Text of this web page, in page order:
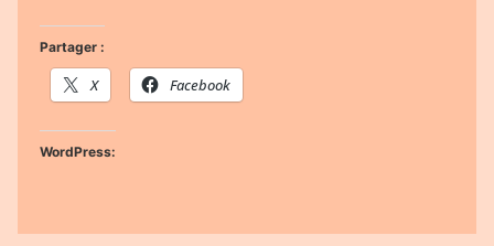
Partager :
X Facebook
WordPress: